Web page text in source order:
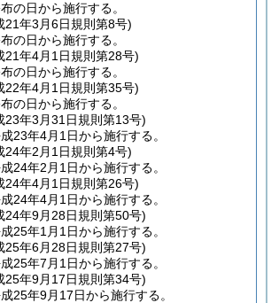
の日から施行する。
21年3月6日規則第8号)
の日から施行する。
21年4月1日規則第28号)
の日から施行する。
22年4月1日規則第35号)
の日から施行する。
23年3月31日規則第13号)
23年4月1日から施行する。
24年2月1日規則第4号)
24年2月1日から施行する。
24年4月1日規則第26号)
24年4月1日から施行する。
24年9月28日規則第50号)
25年1月1日から施行する。
25年6月28日規則第27号)
25年7月1日から施行する。
25年9月17日規則第34号)
25年9月17日から施行する。